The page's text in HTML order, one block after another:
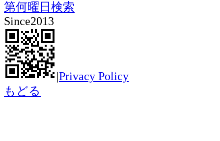
第何曜日検索
Since2013
|Privacy Policy
もどる